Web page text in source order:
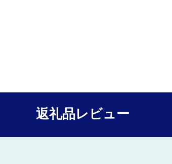
返礼品レビュー